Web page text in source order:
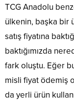
TCG Anadolu
ülkenin, başka bir
satış fiyatına
baktığımızda
fark oluştu. Eğer
misli fiyat ödemiş
da yerli ürün